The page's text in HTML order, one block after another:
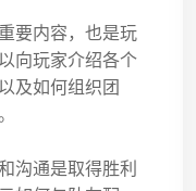
要内容，也是玩
向玩家介绍各个
及如何组织团
沟通是取得胜利